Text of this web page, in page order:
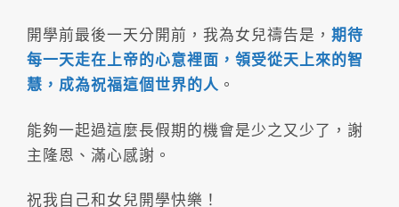
開學前最後一天分開前，我為女兒禱告是， 期待
每一天走在上帝的心意裡面，領受從天上來的智
慧，成為祝福這個世界的人 。
能夠一起過這麼長假期的機會是少之又少了，謝
主隆恩、滿心感謝。
祝我自己和女兒開學快樂！